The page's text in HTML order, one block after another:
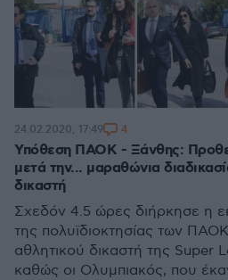
Υπόθεση ΠΑΟΚ - Ξάνθης:
μετά την... μαραθώνια
δικαστή
Σχεδόν 4.5 ώρες διήρκησε η
της πολυϊδιοκτησίας των
αθλητικού δικαστή της Super
καθώς οι Ολυμπιακός, που
24.02.2020, 17:49 4